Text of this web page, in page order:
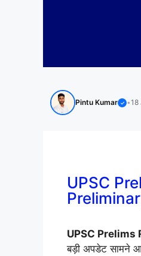
Pintu Kumar ✓ •18
UPSC
UPSC
बड़ी अपडेट सामने